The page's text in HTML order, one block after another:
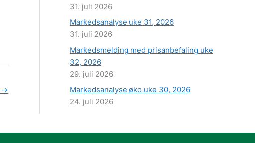
→
31. juli 2026
Markedsanalyse uke 31, 2026
31. juli 2026
Markedsmelding med prisanbefaling uke
32, 2026
29. juli 2026
Markedsanalyse øko uke 30, 2026
24. juli 2026